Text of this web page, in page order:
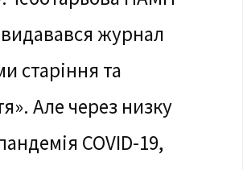
журнал
старіння та
Але через низку
COVID-19,